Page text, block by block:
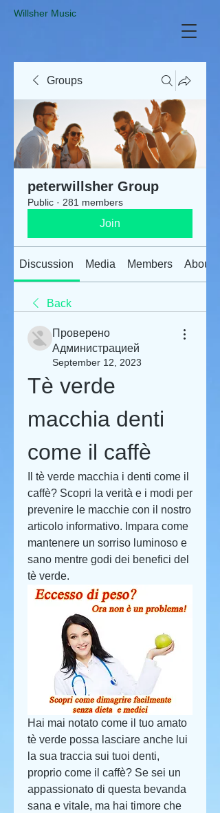
​Willsher Music
Groups
peterwillsher Group
Public · 281 members
Join
Discussion Media Members About
Back
Проверено
Администрацией
September 12, 2023
Tè verde
macchia denti
come il caffè
Il tè verde macchia i denti come il
caffè? Scopri la verità e i modi per
prevenire le macchie con il nostro
articolo informativo. Impara come
mantenere un sorriso luminoso e
sano mentre godi dei benefici del
tè verde.
Hai mai notato come il tuo amato
tè verde possa lasciare anche lui
la sua traccia sui tuoi denti,
proprio come il caffè? Se sei un
appassionato di questa bevanda
sana e vitale, ma hai timore che